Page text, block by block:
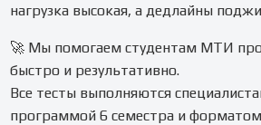
нагрузка высокая, а дедлайны
🚀 Мы помогаем студентам МТИ
быстро и результативно.
Все тесты выполняются
программой 6 семестра и